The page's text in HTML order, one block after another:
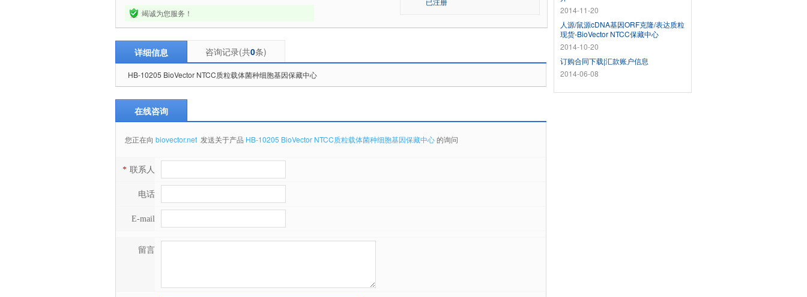
竭诚为您服务！
详细信息 咨询记录(共0条)
HB-10205 BioVector NTCC质粒载体菌种细胞基因保藏中心
在线咨询
您正在向 biovector.net 发送关于产品 HB-10205 BioVector NTCC质粒载体菌种细胞基因保藏中心的询问
* 联系人
电话
E-mail
留言
2014-11-20
人源/鼠源cDNA基因ORF克隆/表达质粒
现货-BioVector NTCC保藏中心
2014-10-20
订购合同下载|汇款账户信息
2014-06-08